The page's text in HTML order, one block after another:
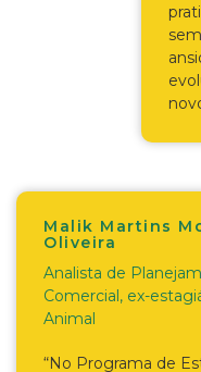
Malik Martins
Oliveira
Analista de
Comercial, ex-
Animal
“No Programa de